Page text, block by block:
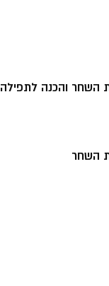
השחר והכנה לתפילה
השחר